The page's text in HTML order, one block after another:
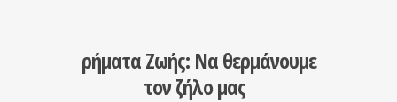
ρήματα Ζωής: Να θερμάνουμε
τον ζήλο μας